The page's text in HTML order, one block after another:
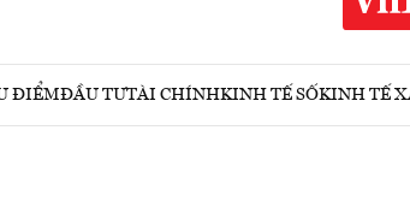
ĐIỂMĐẦU TƯTÀI CHÍNHKINH TẾ SỐKINH TẾ